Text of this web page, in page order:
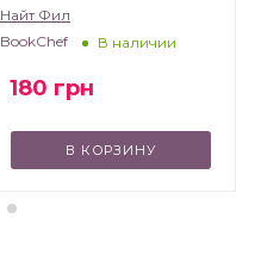
Найт Фил
BookChef
В наличии
180 грн
В КОРЗИНУ